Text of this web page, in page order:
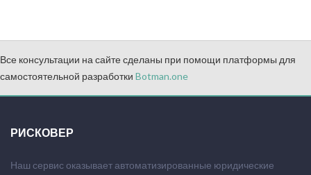
Все консультации на сайте сделаны при помощи платформы для
самостоятельной разработки Botman.one
РИСКОВЕР
Наш сервис оказывает автоматизированные юридические